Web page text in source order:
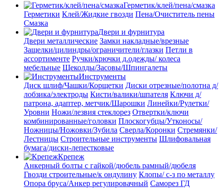
Герметик/клей/пена/смазка
Герметики Клей/Жидкие гвозди Пена/Очиститель пены
Смазка
Двери и фурнитура
Двери металлические Замки накладные/врезные
Защелки/цилиндры/ограничители/глазки Петли в
ассортименте Ручки/крючки д.одежды/ колеса
мебельные Щеколды/Засовы/Шпингалеты
Инструменты
Диск шлиф/Чашки/Корщетки Диски отрезные/полотна д/
лобзика/электроды Кисти/валики/шпателя Ключи д/
патрона, адаптер, метчик/Шарошки Линейки/Рулетки/
Уровни Ножи/лезвия стеклорез Отвертки/ключи
комбинированные/головки Плоскогубцы/Утконосы/
Ножницы/Ножовки/Зубила Сверла/Коронки Стремянки/
Лестницы Строительные инструменты Шлифовальная
бумага/диски-лепестковые
Крепеж
Анкерный болты с гайкой/дюбель рамный/дюбеля
Гвозди строительные/к ондулину Клопы/ с-з по металлу
Опора бруса/Анкер регулировачный Саморез ГД